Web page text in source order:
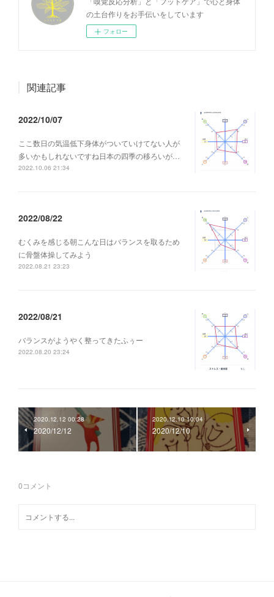
の土台作りをお手伝いをしています
フォロー
関連記事
2022/10/07
ここ数日の気温低下身体がついていけてない人が
多いかもしれないですね日本の四季の移ろいが…
2022.10.06 21:34
2022/08/22
むくみを感じる朝こんな日はバランスを取るため
に骨盤体操してみよう
2022.08.21 23:23
2022/08/21
バランスがようやく整ってきたふぅー
2022.08.20 23:24
2020.12.12 00:28
2020/12/12
2020.12.10 10:04
2020/12/10
0コメント